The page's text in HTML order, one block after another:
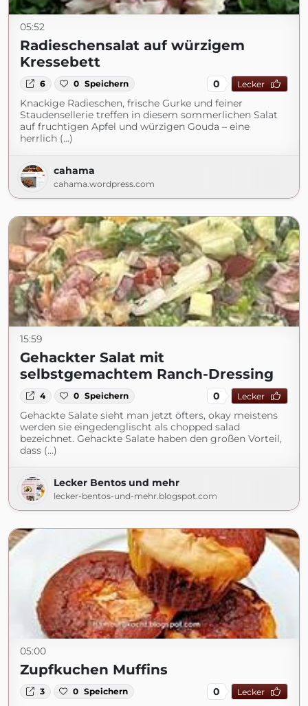
05:52
Radieschensalat auf würzigem
Kressebett
6 0 Speichern 0 Lecker
Knackige Radieschen, frische Gurke und feiner
Staudensellerie treffen in diesem sommerlichen Salat
auf fruchtigen Apfel und würzigen Gouda – eine
herrlich (...)
cahama
cahama.wordpress.com
15:59
Gehackter Salat mit
selbstgemachtem Ranch-Dressing
4 0 Speichern 0 Lecker
Gehackte Salate sieht man jetzt öfters, okay meistens
werden sie eingedenglischt als chopped salad
bezeichnet. Gehackte Salate haben den großen Vorteil,
dass (...)
Lecker Bentos und mehr
lecker-bentos-und-mehr.blogspot.com
05:00
Zupfkuchen Muffins
3 0 Speichern 0 Lecker